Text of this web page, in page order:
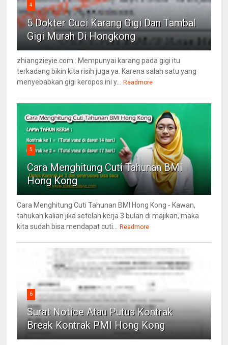
4
5 Dokter Cuci Karang Gigi Dan Tambal
Gigi Murah Di Hongkong
zhiangzieyie.com : Mempunyai karang pada gigi itu
terkadang bikin kita risih juga ya. Karena salah satu yang
menyebabkan gigi keropos ini y... Readmore
5
Cara Menghitung Cuti Tahunan BMI
Hong Kong
Cara Menghitung Cuti Tahunan BMI Hong Kong - Kawan,
tahukah kalian jika setelah kerja 3 bulan di majikan, maka
kita sudah bisa mendapat cuti... Readmore
6
Surat Notice Atau Putus Kontrak
Break Kontrak PMI Hong Kong